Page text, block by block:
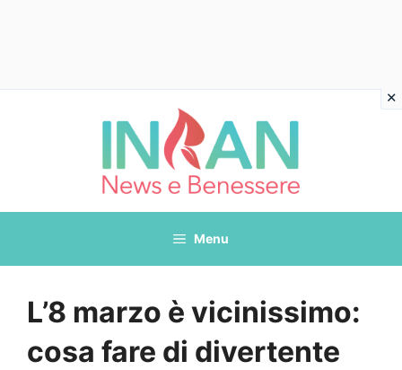
Menu
L’8 marzo è vicinissimo:
cosa fare di divertente